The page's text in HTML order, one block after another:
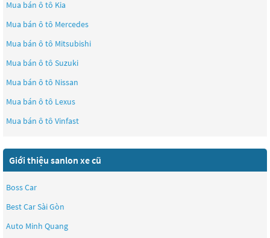
Mua bán ô tô Kia
Mua bán ô tô Mercedes
Mua bán ô tô Mitsubishi
Mua bán ô tô Suzuki
Mua bán ô tô Nissan
Mua bán ô tô Lexus
Mua bán ô tô Vinfast
Giới thiệu sanlon xe cũ
Boss Car
Best Car Sài Gòn
Auto Minh Quang